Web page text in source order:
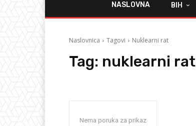
NASLOVNA BIH
Naslovnica Tagovi Nuklearni rat
Tag: nuklearni rat
Nema poruka za prikaz